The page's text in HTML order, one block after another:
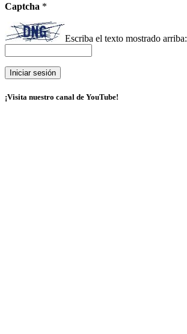
Captcha *
Escriba el texto mostrado arriba:
¡Visita nuestro canal de YouTube!